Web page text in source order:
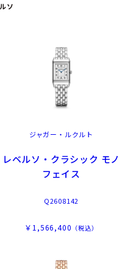
ソ
ジャガー・ルクルト
レベルソ・クラシック モノ
フェイス
Q2608142
￥1,566,400 （税込）